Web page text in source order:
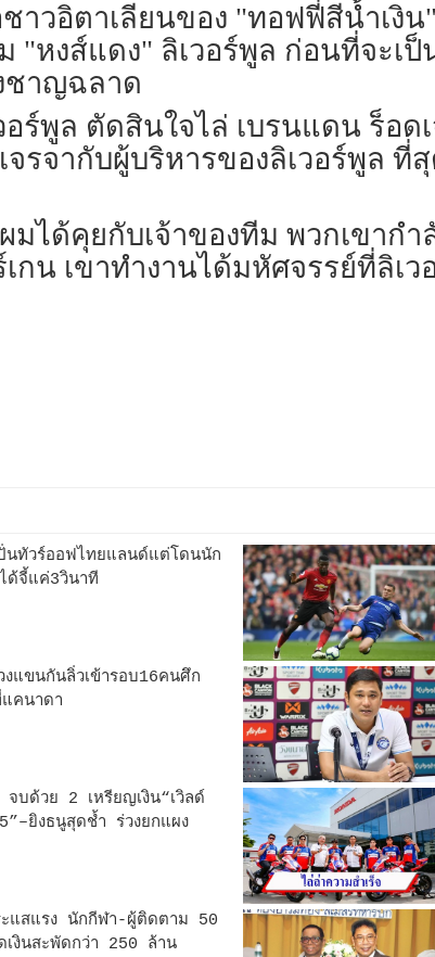
วอิตาเลียนของ "ทอฟฟี่สีน้ำเงิน"
หงส์แดง" ลิเวอร์พูล ก่อนที่จะเป็
ชาญฉลาด
อร์พูล ตัดสินใจไล่ เบรนแดน ร็อ
จรจากับผู้บริหารของลิเวอร์พูล
มได้คุยกับเจ้าของทีม พวกเขาก
กน เขาทำงานได้มหัศจรรย์ที่ลิเ
นทัวร์ออฟไทยแลนด์แต่โดนนัก
ด้จี้แค่3วินาที
งแขนกันลิ่วเข้ารอบ16คนศึก
แคนาดา
จบด้วย 2 เหรียญเงิน“เวิลด์
ยิงธนูสุดช้ำ ร่วงยกแผง
ะแสแรง นักกีฬา-ผู้ติดตาม 50
งินสะพัดกว่า 250 ล้าน